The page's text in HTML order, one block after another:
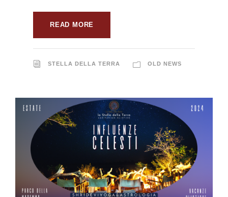
READ MORE
STELLA DELLA TERRA OLD NEWS